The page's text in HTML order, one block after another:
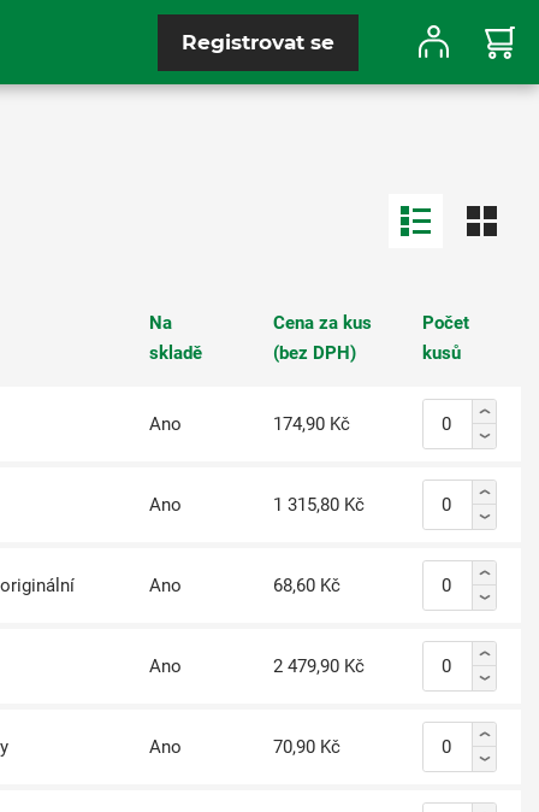
Registrovat se
Na
skladě
Cena za kus
(bez DPH)
Počet
kusů
Ano 174,90 Kč
Ano 1 315,80 Kč
Ano 68,60 Kč
Ano 2 479,90 Kč
Ano 70,90 Kč